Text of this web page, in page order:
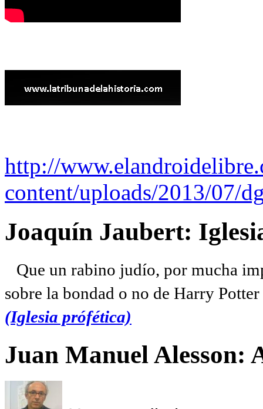
http://
content/uploads/2013/07/
Joaquín Jaubert:
Que un rabino judío, por mucha
sobre la bondad o no de Harry
(Iglesia prófética)
Juan Manuel Alesson: